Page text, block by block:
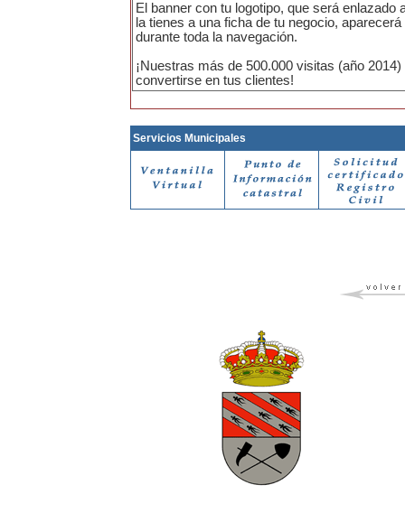
El banner con tu logotipo, que será enlazado
la tienes a una ficha de tu negocio,
durante toda la navegación.
¡Nuestras más de 500.000 visitas (año 2014)
convertirse en tus clientes!
Servicios Municipales